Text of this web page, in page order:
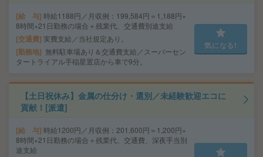
給 与 時給1188円／月収例：199,584円＝1,188円×
8時間×21日勤務の場合＋残業代、交通費別途支給
交通費 実費支給／当社規定あり。
勤務地 無料駐車場あり＆交通費支給／スーパーセン
タートライアル手稲星置店から車で9分。
気になる!
【土日祝休み】金属の仕分け・選別／未経験歓迎エコに
貢献！[派遣]
給 与 時給1200円／月収例：201,600円＝1,200円×
8時間×21日勤務の場合＋残業代、交通費、深夜手当別
途支給